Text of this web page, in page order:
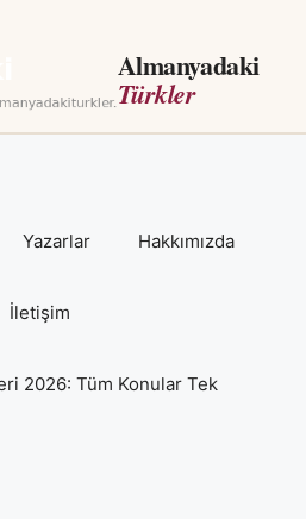
Almanyadaki
Türkler
Yazarlar Hakkımızda
İletişim
2026: Tüm Konular Tek